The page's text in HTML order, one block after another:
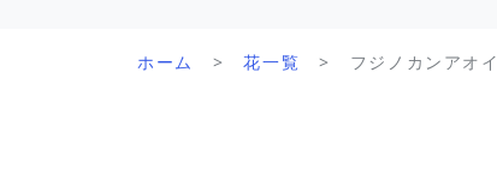
ホーム 花一覧 フジノカンアオイ